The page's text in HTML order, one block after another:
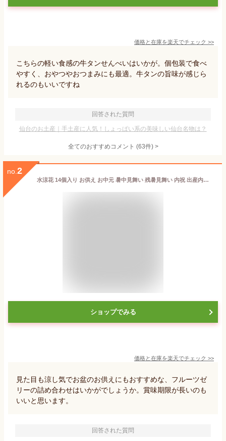
価格と在庫を楽天でチェック >>
こちらの軽い食感の牛タンせんべいはいかが。個包装で食べ
やすく、おやつやおつまみにも最適。牛タンの旨味が感じら
れるのもいいですね
回答された質問
仙台のお土産｜手土産に人気！しょっぱい系の美味しい仙台名物は？
全てのおすすめコメント (63件) >
no. 2
水涼花 14個入り お供え お中元 暑中見舞い 残暑見舞い 内祝 出産内祝い 贈答品 ゼリー 個包装 お菓子 和菓子 ギフト スイーツ 手土産 常温 日持ち ゼリー詰め合わせ フルーツゼリー お祝い お礼 お見舞い 快気祝い 御仏前 お供え物 梅 温州みかん 甘夏 白桃 洋菓子
ショップでみる
価格と在庫を楽天でチェック >>
見た目も涼し気でお盆のお供えにもおすすめな、フルーツゼ
リーの詰め合わせはいかがでしょうか。賞味期限が長いのも
いいと思います。
回答された質問